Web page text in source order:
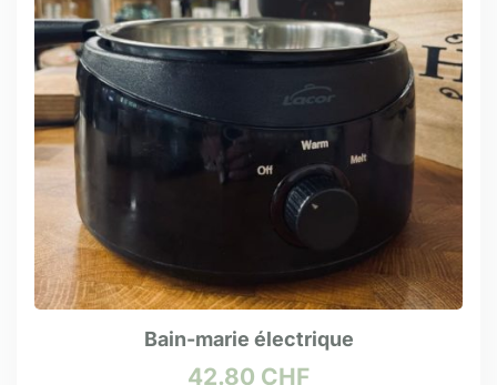
Bain-marie électrique
42.80 CHF